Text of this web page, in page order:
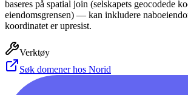
baseres på spatial join (selskapets geocodede
eiendomsgrensen) — kan inkludere
koordinatet er upresist.
Verktøy
Søk domener hos Norid